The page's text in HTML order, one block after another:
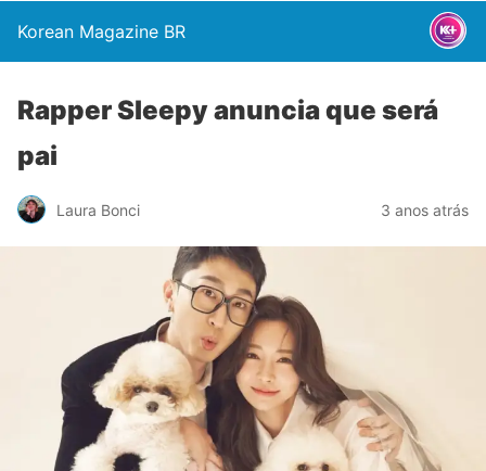
Korean Magazine BR
Rapper Sleepy anuncia que será
pai
Laura Bonci 3 anos atrás